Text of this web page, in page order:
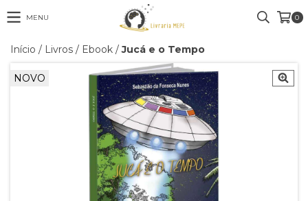
MENU 0
Início / Livros / Ebook / Jucá e o Tempo
NOVO